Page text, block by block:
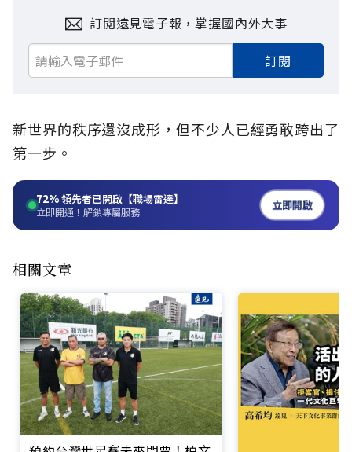
訂閱遠見電子報，掌握國內外大事
訂閱
新世界的秩序還沒成形，但不少人已經勇敢跨出了
第一步。
72%領先者已開啟【職場雷達】
立即開通！解鎖專屬服務 立即開啟
相關文章